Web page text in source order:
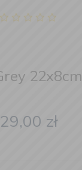
22x8cm
zł